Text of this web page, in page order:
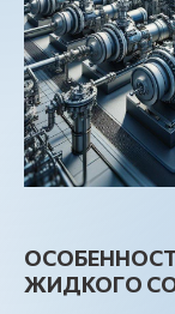
ЖИДКОГО